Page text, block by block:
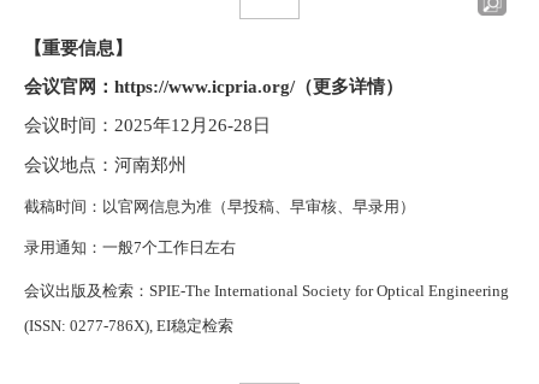
【重要信息】
会议官网： https://www.icpria.org/（更多详情）
会议时间： 2025年12月 26-28 日
会议地点：河南郑州
截稿时间： 以官网信息为准（早投稿、早审核、早录用）
录用通知：一般7个工作日左右
会议出版及检索： SPIE-The International Society for Optical Engineering
(ISSN: 0277-786X), EI稳定检索